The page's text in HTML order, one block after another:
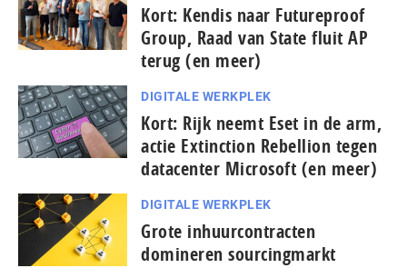
Kort: Kendis naar Futureproof
Group, Raad van State fluit AP
terug (en meer)
DIGITALE WERKPLEK
Kort: Rijk neemt Eset in de arm,
actie Extinction Rebellion tegen
datacenter Microsoft (en meer)
DIGITALE WERKPLEK
Grote inhuurcontracten
domineren sourcingmarkt